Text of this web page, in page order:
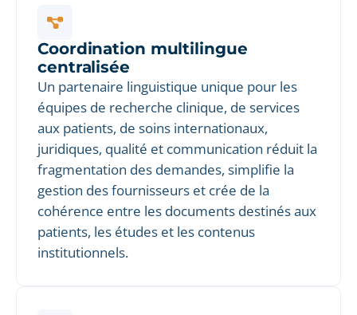
Coordination multilingue
centralisée
Un partenaire linguistique unique pour les
équipes de recherche clinique, de services
aux patients, de soins internationaux,
juridiques, qualité et communication réduit la
fragmentation des demandes, simplifie la
gestion des fournisseurs et crée de la
cohérence entre les documents destinés aux
patients, les études et les contenus
institutionnels.